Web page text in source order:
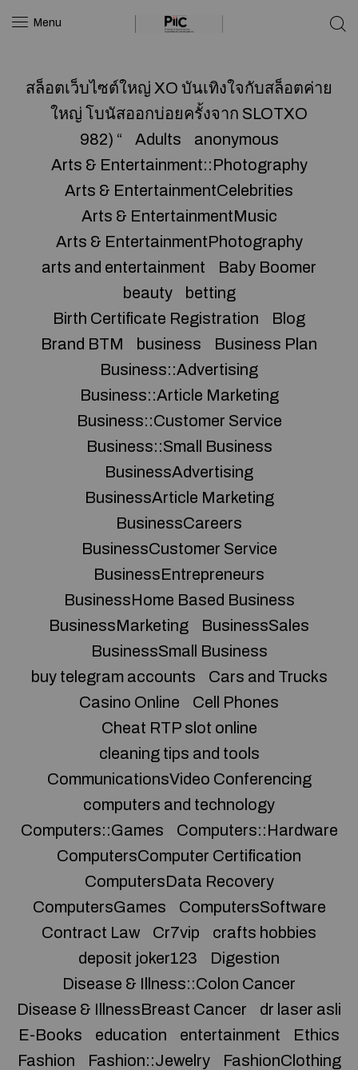
Menu
สล็อตเว็บไซต์ใหญ่ XO บันเทิงใจกับสล็อตค่าย
ใหญ่ โบนัสออกบ่อยครั้งจาก SLOTXO
982) “
Adults
anonymous
Arts & Entertainment::Photography
Arts & EntertainmentCelebrities
Arts & EntertainmentMusic
Arts & EntertainmentPhotography
arts and entertainment
Baby Boomer
beauty
betting
Birth Certificate Registration
Blog
Brand BTM
business
Business Plan
Business::Advertising
Business::Article Marketing
Business::Customer Service
Business::Small Business
BusinessAdvertising
BusinessArticle Marketing
BusinessCareers
BusinessCustomer Service
BusinessEntrepreneurs
BusinessHome Based Business
BusinessMarketing
BusinessSales
BusinessSmall Business
buy telegram accounts
Cars and Trucks
Casino Online
Cell Phones
Cheat RTP slot online
cleaning tips and tools
CommunicationsVideo Conferencing
computers and technology
Computers::Games
Computers::Hardware
ComputersComputer Certification
ComputersData Recovery
ComputersGames
ComputersSoftware
Contract Law
Cr7vip
crafts hobbies
deposit joker123
Digestion
Disease & Illness::Colon Cancer
Disease & IllnessBreast Cancer
dr laser asli
E-Books
education entertainment
Ethics
Fashion
Fashion::Jewelry
FashionClothing